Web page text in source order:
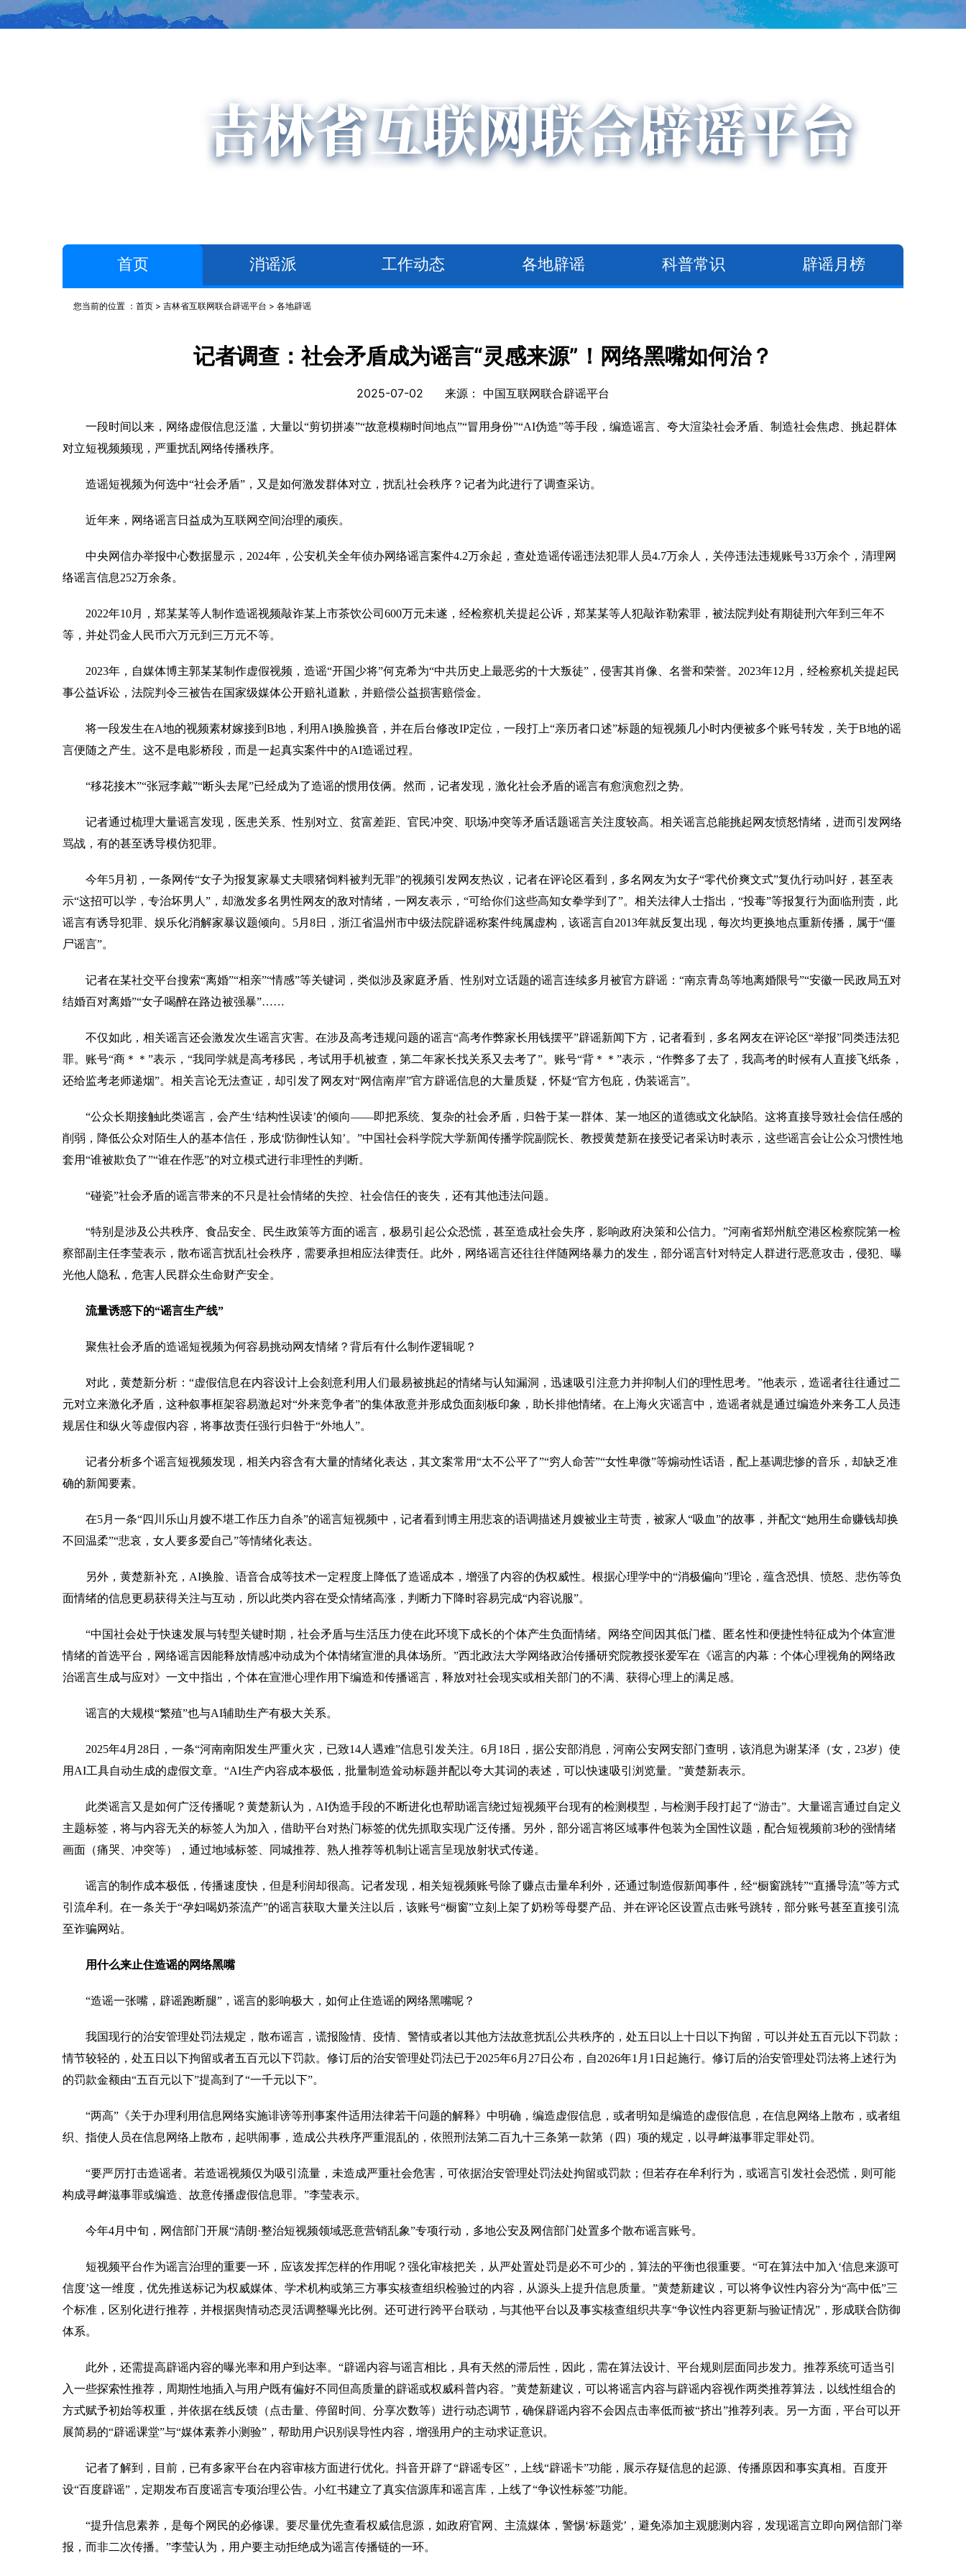
首页 消谣派 工作动态 各地辟谣 科普常识 辟谣月榜
您当前的位置 ： 首页 > 吉林省互联网联合辟谣平台 > 各地辟谣
记者调查：社会矛盾成为谣言“灵感来源”！网络黑嘴如何治？
2025-07-02 来源： 中国互联网联合辟谣平台
一段时间以来，网络虚假信息泛滥，大量以“剪切拼凑”“故意模糊时间地点”“冒用身份”“AI伪造”等手段，编造谣言、夸大渲染社会矛盾、制造社会焦虑、挑起群体
对立短视频频现，严重扰乱网络传播秩序。
造谣短视频为何选中“社会矛盾”，又是如何激发群体对立，扰乱社会秩序？记者为此进行了调查采访。
近年来，网络谣言日益成为互联网空间治理的顽疾。
中央网信办举报中心数据显示，2024年，公安机关全年侦办网络谣言案件4.2万余起，查处造谣传谣违法犯罪人员4.7万余人，关停违法违规账号33万余个，清理网
络谣言信息252万余条。
2022年10月，郑某某等人制作造谣视频敲诈某上市茶饮公司600万元未遂，经检察机关提起公诉，郑某某等人犯敲诈勒索罪，被法院判处有期徒刑六年到三年不
等，并处罚金人民币六万元到三万元不等。
2023年，自媒体博主郭某某制作虚假视频，造谣“开国少将”何克希为“中共历史上最恶劣的十大叛徒”，侵害其肖像、名誉和荣誉。2023年12月，经检察机关提起民
事公益诉讼，法院判令三被告在国家级媒体公开赔礼道歉，并赔偿公益损害赔偿金。
将一段发生在A地的视频素材嫁接到B地，利用AI换脸换音，并在后台修改IP定位，一段打上“亲历者口述”标题的短视频几小时内便被多个账号转发，关于B地的谣
言便随之产生。这不是电影桥段，而是一起真实案件中的AI造谣过程。
“移花接木”“张冠李戴”“断头去尾”已经成为了造谣的惯用伎俩。然而，记者发现，激化社会矛盾的谣言有愈演愈烈之势。
记者通过梳理大量谣言发现，医患关系、性别对立、贫富差距、官民冲突、职场冲突等矛盾话题谣言关注度较高。相关谣言总能挑起网友愤怒情绪，进而引发网络
骂战，有的甚至诱导模仿犯罪。
今年5月初，一条网传“女子为报复家暴丈夫喂猪饲料被判无罪”的视频引发网友热议，记者在评论区看到，多名网友为女子“零代价爽文式”复仇行动叫好，甚至表
示“这招可以学，专治坏男人”，却激发多名男性网友的敌对情绪，一网友表示，“可给你们这些高知女拳学到了”。相关法律人士指出，“投毒”等报复行为面临刑责，此
谣言有诱导犯罪、娱乐化消解家暴议题倾向。5月8日，浙江省温州市中级法院辟谣称案件纯属虚构，该谣言自2013年就反复出现，每次均更换地点重新传播，属于“僵
尸谣言”。
记者在某社交平台搜索“离婚”“相亲”“情感”等关键词，类似涉及家庭矛盾、性别对立话题的谣言连续多月被官方辟谣：“南京青岛等地离婚限号”“安徽一民政局五对
结婚百对离婚”“女子喝醉在路边被强暴”……
不仅如此，相关谣言还会激发次生谣言灾害。在涉及高考违规问题的谣言“高考作弊家长用钱摆平”辟谣新闻下方，记者看到，多名网友在评论区“举报”同类违法犯
罪。账号“商＊＊”表示，“我同学就是高考移民，考试用手机被查，第二年家长找关系又去考了”。账号“背＊＊”表示，“作弊多了去了，我高考的时候有人直接飞纸条，
还给监考老师递烟”。相关言论无法查证，却引发了网友对“网信南岸”官方辟谣信息的大量质疑，怀疑“官方包庇，伪装谣言”。
“公众长期接触此类谣言，会产生‘结构性误读’的倾向——即把系统、复杂的社会矛盾，归咎于某一群体、某一地区的道德或文化缺陷。这将直接导致社会信任感的
削弱，降低公众对陌生人的基本信任，形成‘防御性认知’。”中国社会科学院大学新闻传播学院副院长、教授黄楚新在接受记者采访时表示，这些谣言会让公众习惯性地
套用“谁被欺负了”“谁在作恶”的对立模式进行非理性的判断。
“碰瓷”社会矛盾的谣言带来的不只是社会情绪的失控、社会信任的丧失，还有其他违法问题。
“特别是涉及公共秩序、食品安全、民生政策等方面的谣言，极易引起公众恐慌，甚至造成社会失序，影响政府决策和公信力。”河南省郑州航空港区检察院第一检
察部副主任李莹表示，散布谣言扰乱社会秩序，需要承担相应法律责任。此外，网络谣言还往往伴随网络暴力的发生，部分谣言针对特定人群进行恶意攻击，侵犯、曝
光他人隐私，危害人民群众生命财产安全。
流量诱惑下的“谣言生产线”
聚焦社会矛盾的造谣短视频为何容易挑动网友情绪？背后有什么制作逻辑呢？
对此，黄楚新分析：“虚假信息在内容设计上会刻意利用人们最易被挑起的情绪与认知漏洞，迅速吸引注意力并抑制人们的理性思考。”他表示，造谣者往往通过二
元对立来激化矛盾，这种叙事框架容易激起对“外来竞争者”的集体敌意并形成负面刻板印象，助长排他情绪。在上海火灾谣言中，造谣者就是通过编造外来务工人员违
规居住和纵火等虚假内容，将事故责任强行归咎于“外地人”。
记者分析多个谣言短视频发现，相关内容含有大量的情绪化表达，其文案常用“太不公平了”“穷人命苦”“女性卑微”等煽动性话语，配上基调悲惨的音乐，却缺乏准
确的新闻要素。
在5月一条“四川乐山月嫂不堪工作压力自杀”的谣言短视频中，记者看到博主用悲哀的语调描述月嫂被业主苛责，被家人“吸血”的故事，并配文“她用生命赚钱却换
不回温柔”“悲哀，女人要多爱自己”等情绪化表达。
另外，黄楚新补充，AI换脸、语音合成等技术一定程度上降低了造谣成本，增强了内容的伪权威性。根据心理学中的“消极偏向”理论，蕴含恐惧、愤怒、悲伤等负
面情绪的信息更易获得关注与互动，所以此类内容在受众情绪高涨，判断力下降时容易完成“内容说服”。
“中国社会处于快速发展与转型关键时期，社会矛盾与生活压力使在此环境下成长的个体产生负面情绪。网络空间因其低门槛、匿名性和便捷性特征成为个体宣泄
情绪的首选平台，网络谣言因能释放情感冲动成为个体情绪宣泄的具体场所。”西北政法大学网络政治传播研究院教授张爱军在《谣言的内幕：个体心理视角的网络政
治谣言生成与应对》一文中指出，个体在宣泄心理作用下编造和传播谣言，释放对社会现实或相关部门的不满、获得心理上的满足感。
谣言的大规模“繁殖”也与AI辅助生产有极大关系。
2025年4月28日，一条“河南南阳发生严重火灾，已致14人遇难”信息引发关注。6月18日，据公安部消息，河南公安网安部门查明，该消息为谢某泽（女，23岁）使
用AI工具自动生成的虚假文章。“AI生产内容成本极低，批量制造耸动标题并配以夸大其词的表述，可以快速吸引浏览量。”黄楚新表示。
此类谣言又是如何广泛传播呢？黄楚新认为，AI伪造手段的不断进化也帮助谣言绕过短视频平台现有的检测模型，与检测手段打起了“游击”。大量谣言通过自定义
主题标签，将与内容无关的标签人为加入，借助平台对热门标签的优先抓取实现广泛传播。另外，部分谣言将区域事件包装为全国性议题，配合短视频前3秒的强情绪
画面（痛哭、冲突等），通过地域标签、同城推荐、熟人推荐等机制让谣言呈现放射状式传递。
谣言的制作成本极低，传播速度快，但是利润却很高。记者发现，相关短视频账号除了赚点击量牟利外，还通过制造假新闻事件，经“橱窗跳转”“直播导流”等方式
引流牟利。在一条关于“孕妇喝奶茶流产”的谣言获取大量关注以后，该账号“橱窗”立刻上架了奶粉等母婴产品、并在评论区设置点击账号跳转，部分账号甚至直接引流
至诈骗网站。
用什么来止住造谣的网络黑嘴
“造谣一张嘴，辟谣跑断腿”，谣言的影响极大，如何止住造谣的网络黑嘴呢？
我国现行的治安管理处罚法规定，散布谣言，谎报险情、疫情、警情或者以其他方法故意扰乱公共秩序的，处五日以上十日以下拘留，可以并处五百元以下罚款；
情节较轻的，处五日以下拘留或者五百元以下罚款。修订后的治安管理处罚法已于2025年6月27日公布，自2026年1月1日起施行。修订后的治安管理处罚法将上述行为
的罚款金额由“五百元以下”提高到了“一千元以下”。
“两高”《关于办理利用信息网络实施诽谤等刑事案件适用法律若干问题的解释》中明确，编造虚假信息，或者明知是编造的虚假信息，在信息网络上散布，或者组
织、指使人员在信息网络上散布，起哄闹事，造成公共秩序严重混乱的，依照刑法第二百九十三条第一款第（四）项的规定，以寻衅滋事罪定罪处罚。
“要严厉打击造谣者。若造谣视频仅为吸引流量，未造成严重社会危害，可依据治安管理处罚法处拘留或罚款；但若存在牟利行为，或谣言引发社会恐慌，则可能
构成寻衅滋事罪或编造、故意传播虚假信息罪。”李莹表示。
今年4月中旬，网信部门开展“清朗·整治短视频领域恶意营销乱象”专项行动，多地公安及网信部门处置多个散布谣言账号。
短视频平台作为谣言治理的重要一环，应该发挥怎样的作用呢？强化审核把关，从严处置处罚是必不可少的，算法的平衡也很重要。“可在算法中加入‘信息来源可
信度’这一维度，优先推送标记为权威媒体、学术机构或第三方事实核查组织检验过的内容，从源头上提升信息质量。”黄楚新建议，可以将争议性内容分为“高中低”三
个标准，区别化进行推荐，并根据舆情动态灵活调整曝光比例。还可进行跨平台联动，与其他平台以及事实核查组织共享“争议性内容更新与验证情况”，形成联合防御
体系。
此外，还需提高辟谣内容的曝光率和用户到达率。“辟谣内容与谣言相比，具有天然的滞后性，因此，需在算法设计、平台规则层面同步发力。推荐系统可适当引
入一些探索性推荐，周期性地插入与用户既有偏好不同但高质量的辟谣或权威科普内容。”黄楚新建议，可以将谣言内容与辟谣内容视作两类推荐算法，以线性组合的
方式赋予初始等权重，并依据在线反馈（点击量、停留时间、分享次数等）进行动态调节，确保辟谣内容不会因点击率低而被“挤出”推荐列表。另一方面，平台可以开
展简易的“辟谣课堂”与“媒体素养小测验”，帮助用户识别误导性内容，增强用户的主动求证意识。
记者了解到，目前，已有多家平台在内容审核方面进行优化。抖音开辟了“辟谣专区”，上线“辟谣卡”功能，展示存疑信息的起源、传播原因和事实真相。百度开
设“百度辟谣”，定期发布百度谣言专项治理公告。小红书建立了真实信源库和谣言库，上线了“争议性标签”功能。
“提升信息素养，是每个网民的必修课。要尽量优先查看权威信息源，如政府官网、主流媒体，警惕‘标题党’，避免添加主观臆测内容，发现谣言立即向网信部门举
报，而非二次传播。”李莹认为，用户要主动拒绝成为谣言传播链的一环。